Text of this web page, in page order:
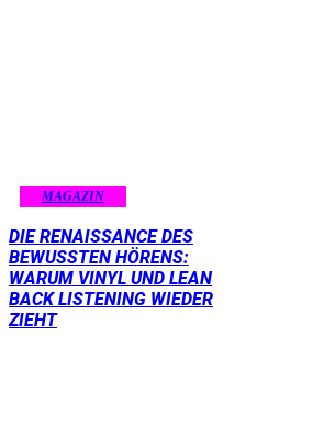
MAGAZIN
DIE RENAISSANCE DES
BEWUSSTEN HÖRENS:
WARUM VINYL UND LEAN
BACK LISTENING WIEDER
ZIEHT